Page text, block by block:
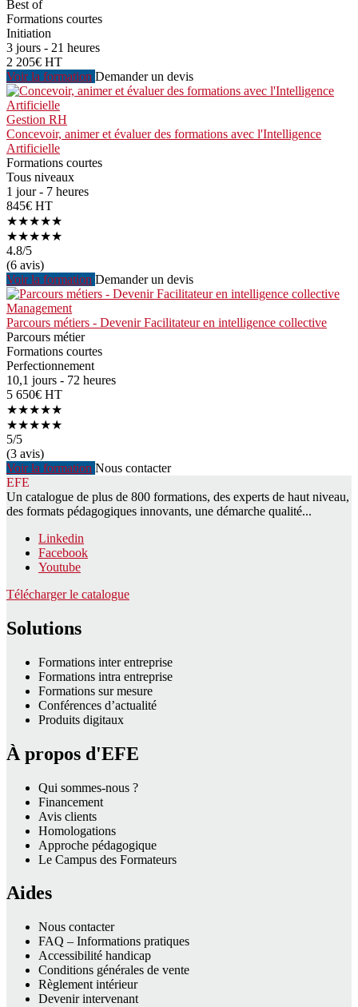
Best of
Formations courtes
Initiation
3 jours - 21 heures
2 205€ HT
Voir la formation Demander un devis
Gestion RH
Concevoir, animer et évaluer des formations avec l'Intelligence
Artificielle
Formations courtes
Tous niveaux
1 jour - 7 heures
845€ HT
★★★★★
★★★★★
4.8/5
(6 avis)
Voir la formation Demander un devis
Management
Parcours métiers - Devenir Facilitateur en intelligence collective
Parcours métier
Formations courtes
Perfectionnement
10,1 jours - 72 heures
5 650€ HT
★★★★★
★★★★★
5/5
(3 avis)
Voir la formation Nous contacter
EFE
Un catalogue de plus de 800 formations, des experts de haut niveau,
des formats pédagogiques innovants, une démarche qualité...
Linkedin
Facebook
Youtube
Télécharger le catalogue
Solutions
Formations inter entreprise
Formations intra entreprise
Formations sur mesure
Conférences d’actualité
Produits digitaux
À propos d'EFE
Qui sommes-nous ?
Financement
Avis clients
Homologations
Approche pédagogique
Le Campus des Formateurs
Aides
Nous contacter
FAQ – Informations pratiques
Accessibilité handicap
Conditions générales de vente
Règlement intérieur
Devenir intervenant